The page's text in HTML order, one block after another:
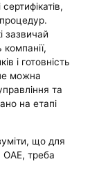
зазвичай
компанії,
і готовність
можна
та
на етапі
що для
ОАЕ, треба